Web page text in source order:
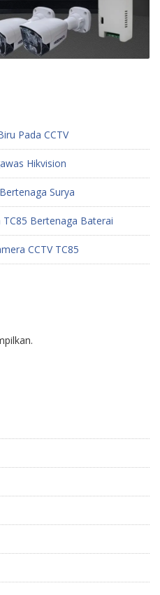
Pada CCTV
Hikvision
Surya
Bertenaga Baterai
CCTV TC85